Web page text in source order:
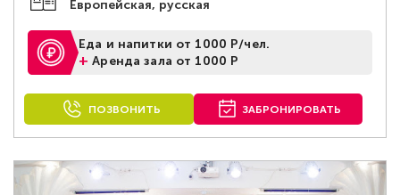
Европейская, русская
Еда и напитки от 1000 Р/чел.
+Аренда зала от 1000 Р
ПОЗВОНИТЬ ЗАБРОНИРОВАТЬ